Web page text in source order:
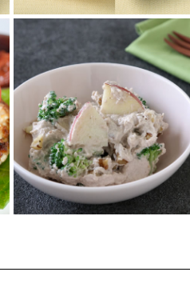
くるみと大豆ミートの
ハンバーグ
くるみの食感・コク・香りが決
め手。
体と環境に優しい、くるみと大
豆の代替肉。